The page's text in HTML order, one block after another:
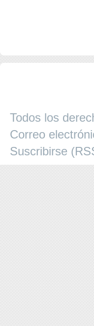
Todos los
Correo
Suscribirse